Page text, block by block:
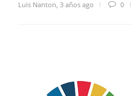
Luis Nanton, 3 años ago 0